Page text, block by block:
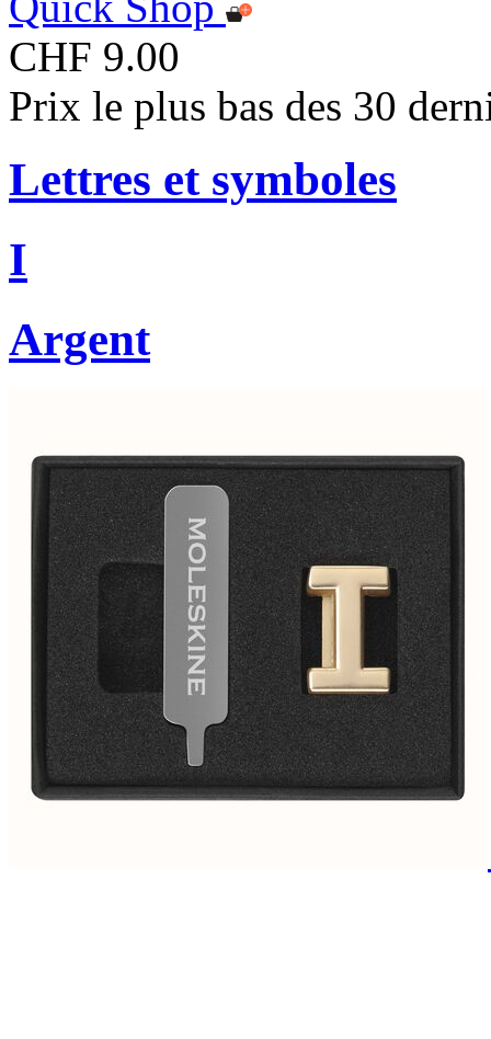
CHF 9.00
Prix le plus bas des 30
Lettres et symboles
I
Argent